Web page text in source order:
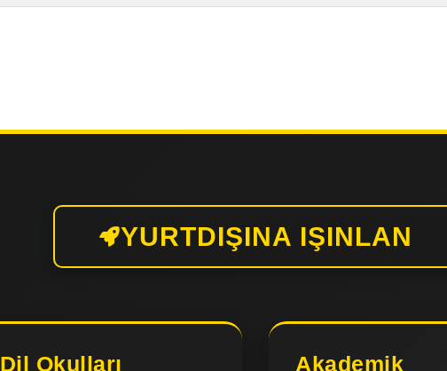
YURTDIŞINA IŞINLAN
Dil Okulları Akademik